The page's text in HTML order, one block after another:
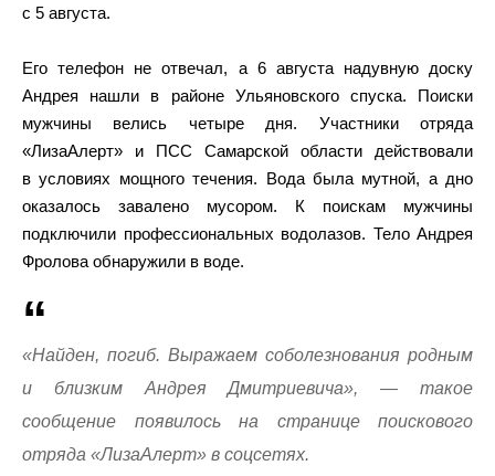
с 5 августа.
Его телефон не отвечал, а 6 августа надувную доску
Андрея нашли в районе Ульяновского спуска. Поиски
мужчины велись четыре дня. Участники отряда
«ЛизаАлерт» и ПСС Самарской области действовали
в условиях мощного течения. Вода была мутной, а дно
оказалось завалено мусором. К поискам мужчины
подключили профессиональных водолазов. Тело Андрея
Фролова обнаружили в воде.
«Найден, погиб. Выражаем соболезнования родным
и близким Андрея Дмитриевича», — такое
сообщение появилось на странице поискового
отряда «ЛизаАлерт» в соцсетях.